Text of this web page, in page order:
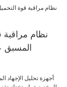
نظام مراقبة
المسبق